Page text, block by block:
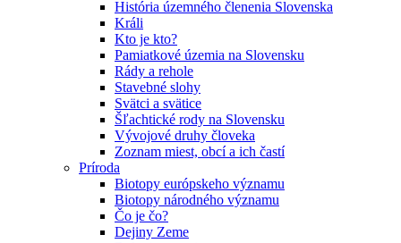
História územného členenia Slovenska
Králi
Kto je kto?
Pamiatkové územia na Slovensku
Rády a rehole
Stavebné slohy
Svätci a svätice
Šľachtické rody na Slovensku
Vývojové druhy človeka
Zoznam miest, obcí a ich častí
Príroda
Biotopy európskeho významu
Biotopy národného významu
Čo je čo?
Dejiny Zeme